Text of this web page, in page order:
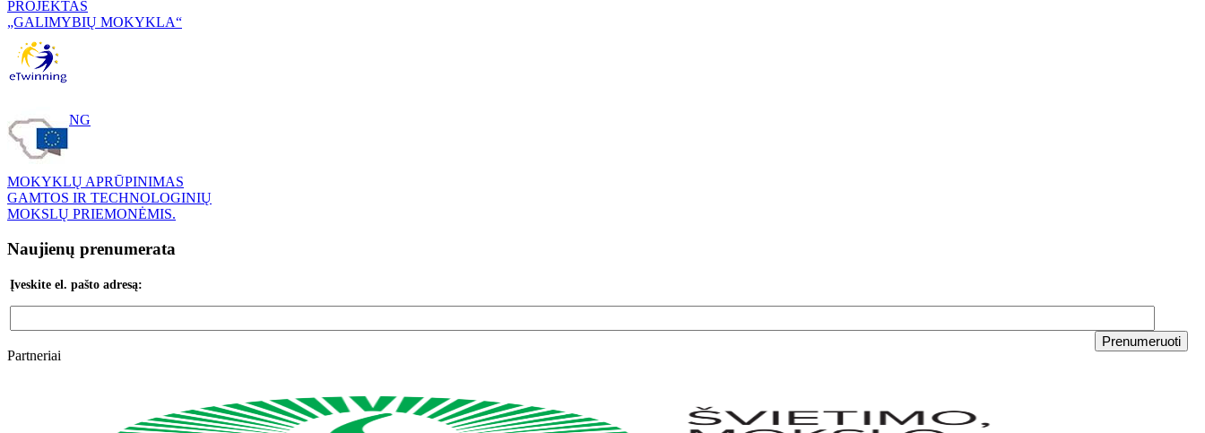
PROJEKTAS
„GALIMYBIŲ MOKYKLA“
ETWINNING
MOKYKLŲ APRŪPINIMAS
GAMTOS IR TECHNOLOGINIŲ
MOKSLŲ PRIEMONĖMIS.
Naujienų prenumerata
Įveskite el. pašto adresą:
Partneriai